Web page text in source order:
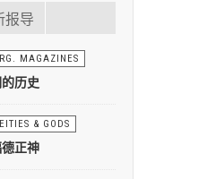
报导
MAGAZINES
历史
& GODS
正神